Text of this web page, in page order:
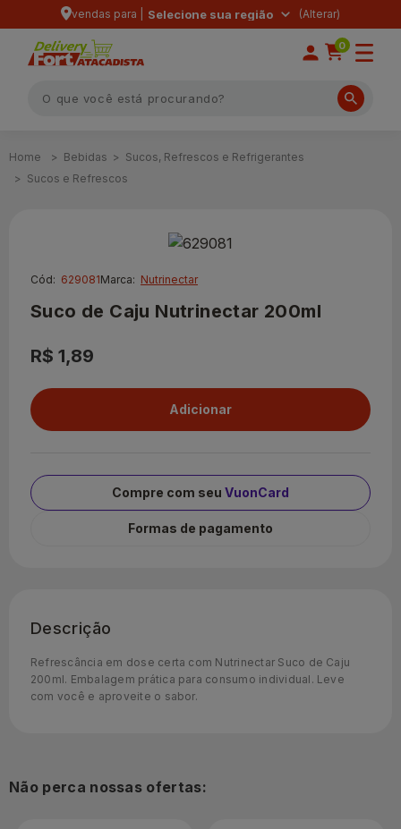
vendas para | Selecione sua região
0
Bebidas
Sucos, Refrescos e Refrigerantes
Sucos e Refrescos
Cód: 629081Marca: Nutrinectar
Suco de Caju Nutrinectar 200ml
R$ 1,89
Compre com seu VuonCard
Formas de pagamento
Descrição
Refrescância em dose certa com Nutrinectar Suco de Caju
200ml. Embalagem prática para consumo individual. Leve
com você e aproveite o sabor.
Não perca nossas ofertas: